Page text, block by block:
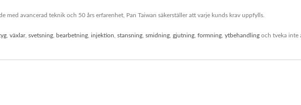
med avancerad teknik och 50 års erfarenhet, Pan Taiwan säkerställer att varje kunds krav uppfylls.
växlar, svetsning bearbetning injektion stansning smidning gjutning formning ytbehandling och tveka inte